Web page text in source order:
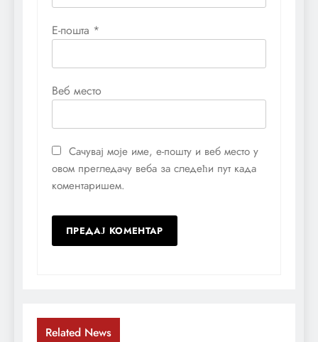
Е-пошта *
Веб место
Сачувај моје име, е-пошту и веб место у
овом прегледачу веба за следећи пут када
коментаришем.
Related News